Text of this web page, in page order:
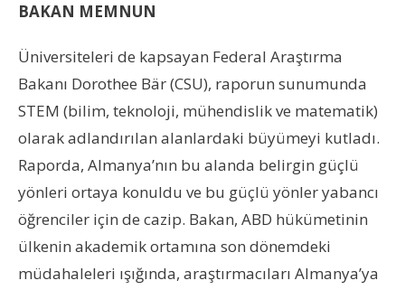
BAKAN MEMNUN
Üniversiteleri de kapsayan Federal Araştırma
Bakanı Dorothee Bär (CSU), raporun sunumunda
STEM (bilim, teknoloji, mühendislik ve matematik)
olarak adlandırılan alanlardaki büyümeyi kutladı.
Raporda, Almanya’nın bu alanda belirgin güçlü
yönleri ortaya konuldu ve bu güçlü yönler yabancı
öğrenciler için de cazip. Bakan, ABD hükümetinin
ülkenin akademik ortamına son dönemdeki
müdahaleleri ışığında, araştırmacıları Almanya’ya